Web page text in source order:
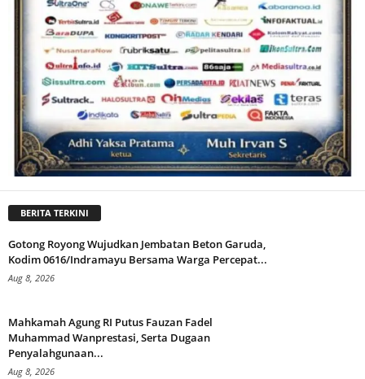
BERITA TERKINI
Gotong Royong Wujudkan Jembatan Beton Garuda,
Kodim 0616/Indramayu Bersama Warga Percepat...
Aug 8, 2026
Mahkamah Agung RI Putus Fauzan Fadel
Muhammad Wanprestasi, Serta Dugaan
Penyalahgunaan...
Aug 8, 2026